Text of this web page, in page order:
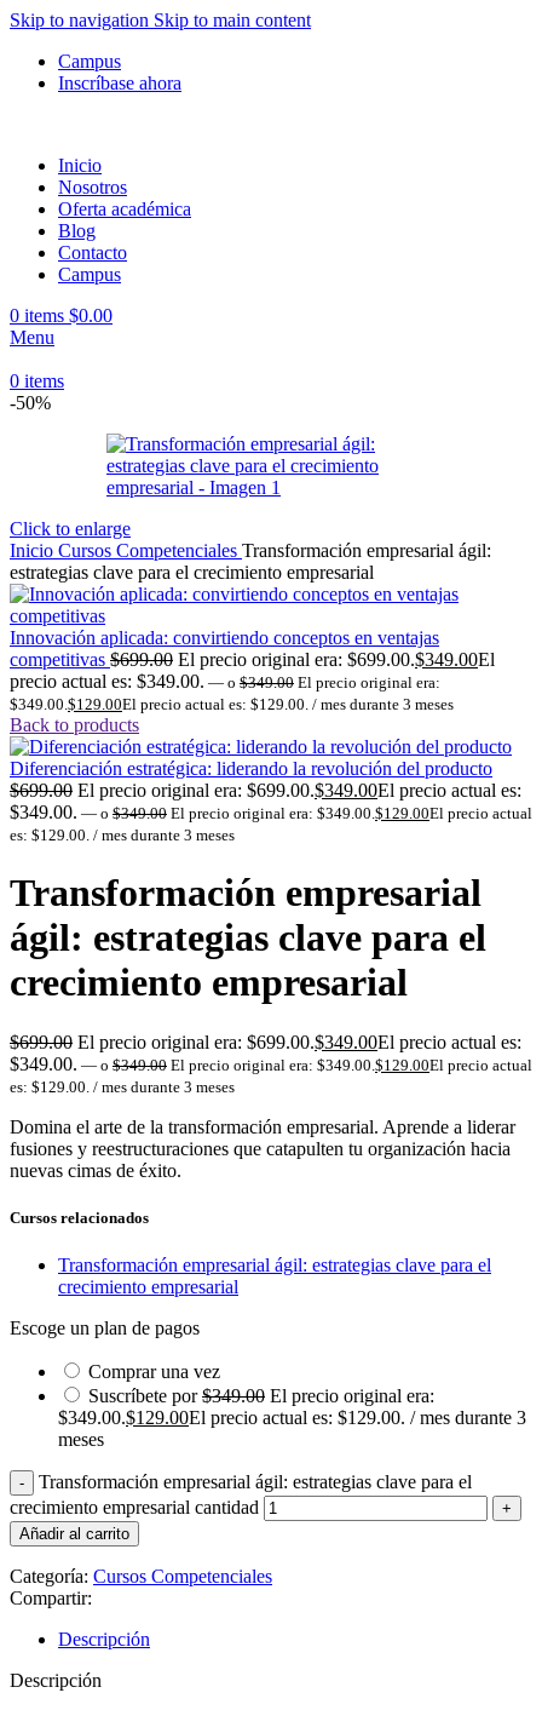
Skip to navigation Skip to main content
Campus
Inscríbase ahora
Inicio
Nosotros
Oferta académica
Blog
Contacto
Campus
0 items $0.00
Menu
0 items
-50%
Click to enlarge
Inicio Cursos Competenciales Transformación empresarial ágil:
estrategias clave para el crecimiento empresarial
Innovación aplicada: convirtiendo conceptos en ventajas
competitivas $699.00 El precio original era: $699.00.$349.00El
precio actual es: $349.00. — o $349.00 El precio original era:
$349.00.$129.00El precio actual es: $129.00. / mes durante 3 meses
Back to products
Diferenciación estratégica: liderando la revolución del producto
$699.00 El precio original era: $699.00.$349.00El precio actual es:
$349.00. — o $349.00 El precio original era: $349.00.$129.00El precio actual
es: $129.00. / mes durante 3 meses
Transformación empresarial
ágil: estrategias clave para el
crecimiento empresarial
$699.00 El precio original era: $699.00.$349.00El precio actual es:
$349.00. — o $349.00 El precio original era: $349.00. $129.00El precio actual
es: $129.00. / mes durante 3 meses
Domina el arte de la transformación empresarial. Aprende a liderar
fusiones y reestructuraciones que catapulten tu organización hacia
nuevas cimas de éxito.
Cursos relacionados
Transformación empresarial ágil: estrategias clave para el
crecimiento empresarial
Escoge un plan de pagos
Comprar una vez
Suscríbete por$349.00 El precio original era:
$349.00.$129.00El precio actual es: $129.00. / mes durante 3
meses
Transformación empresarial ágil: estrategias clave para el
crecimiento empresarial cantidad
Añadir al carrito
Categoría: Cursos Competenciales
Compartir:
Descripción
Descripción